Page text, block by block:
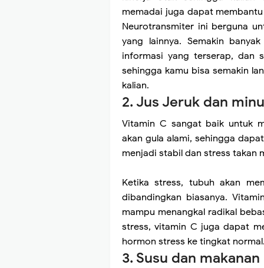
memadai juga dapat
Neurotransmiter ini berguna
yang lainnya. Semakin
informasi yang terserap, dan
sehingga kamu bisa semakin
kalian.
2. Jus Jeruk dan
Vitamin C sangat baik untuk
akan gula alami, sehingga
menjadi stabil dan stress takan
Ketika stress, tubuh akan
dibandingkan biasanya.
mampu menangkal radikal
stress, vitamin C juga dapat
hormon stress ke tingkat
3. Susu dan